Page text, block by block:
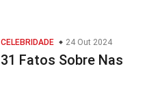
CELEBRIDADE 24 Out 2024
31 Fatos Sobre Nas